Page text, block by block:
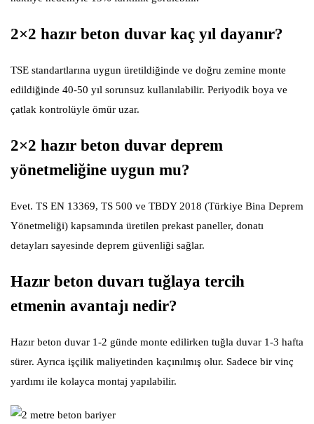
2×2 hazır beton duvar kaç yıl dayanır?
TSE standartlarına uygun üretildiğinde ve doğru zemine monte
edildiğinde 40-50 yıl sorunsuz kullanılabilir. Periyodik boya ve
çatlak kontrolüyle ömür uzar.
2×2 hazır beton duvar deprem
yönetmeliğine uygun mu?
Evet. TS EN 13369, TS 500 ve TBDY 2018 (Türkiye Bina Deprem
Yönetmeliği) kapsamında üretilen prekast paneller, donatı
detayları sayesinde deprem güvenliği sağlar.
Hazır beton duvarı tuğlaya tercih
etmenin avantajı nedir?
Hazır beton duvar 1-2 günde monte edilirken tuğla duvar 1-3 hafta
sürer. Ayrıca işçilik maliyetinden kaçınılmış olur. Sadece bir vinç
yardımı ile kolayca montaj yapılabilir.